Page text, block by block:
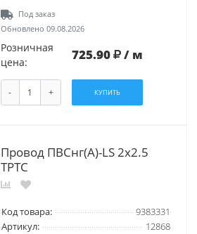
Под заказ
Обновлено 09.08.2026
Розничная
цена:
725.90 / м
- + КУПИТЬ
Провод ПВСнг(А)-LS 2х2.5
ТРТС
Код товара:
9383331
Артикул:
12868